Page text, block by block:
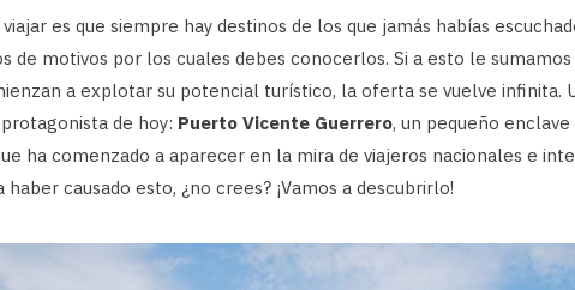
es que siempre hay destinos de los que jamás habías
de motivos por los cuales debes conocerlos. Si a esto le
a explotar su potencial turístico, la oferta se vuelve infinita.
de hoy: Puerto Vicente Guerrero, un pequeño
ha comenzado a aparecer en la mira de viajeros nacionales e
haber causado esto, ¿no crees? ¡Vamos a descubrirlo!